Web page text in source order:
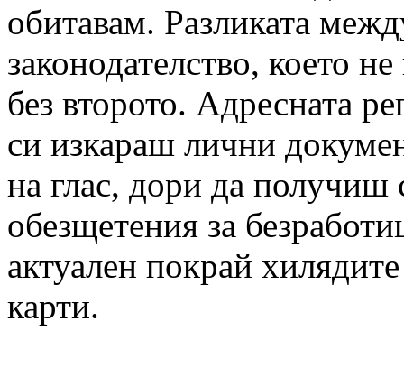
обитавам. Разликата
законодателство, което
без второто. Адресната
си изкараш лични
на глас, дори да
обезщетения за
актуален покрай
карти.